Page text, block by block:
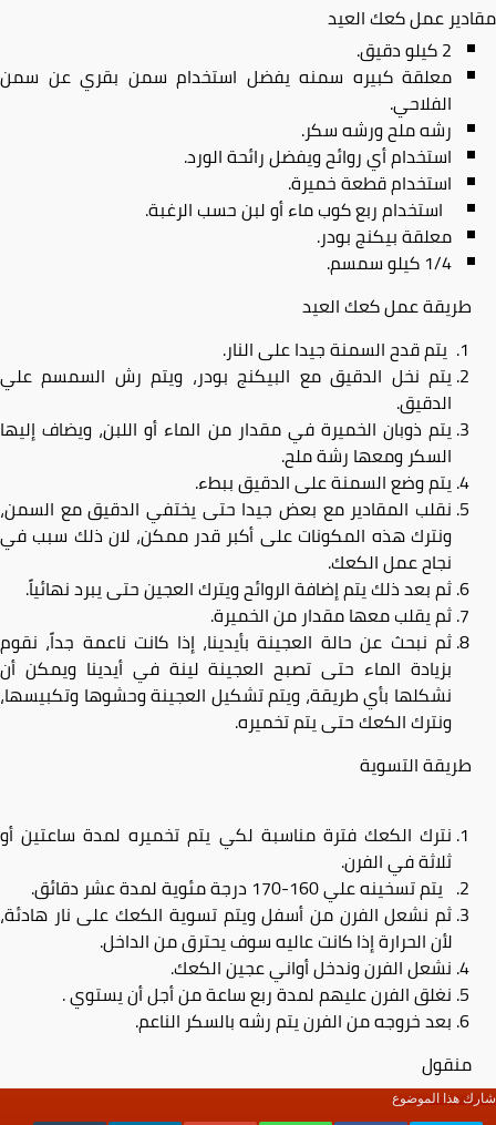
مقادير عمل كعك العيد
2 كيلو دقيق.
معلقة كبيره سمنه يفضل استخدام سمن بقري عن سمن
الفلاحي.
رشه ملح ورشه سكر.
استخدام أي روائح ويفضل رائحة الورد.
استخدام قطعة خميرة.
استخدام ربع كوب ماء أو لبن حسب الرغبة.
معلقة بيكنج بودر.
1/4 كيلو سمسم.
طريقة عمل كعك العيد
يتم قدح السمنة جيدا على النار.
يتم نخل الدقيق مع البيكنج بودر، ويتم رش السمسم علي
الدقيق.
يتم ذوبان الخميرة في مقدار من الماء أو اللبن، ويضاف إليها
السكر ومعها رشة ملح.
يتم وضع السمنة على الدقيق ببطء.
نقلب المقادير مع بعض جيدا حتى يختفي الدقيق مع السمن،
ونترك هذه المكونات على أكبر قدر ممكن، لان ذلك سبب في
نجاح عمل الكعك.
ثم بعد ذلك يتم إضافة الروائح ويترك العجين حتى يبرد نهائياً.
ثم يقلب معها مقدار من الخميرة.
ثم نبحث عن حالة العجينة بأيدينا، إذا كانت ناعمة جداً، نقوم
بزيادة الماء حتى تصبح العجينة لينة في أيدينا ويمكن أن
نشكلها بأي طريقة، ويتم تشكيل العجينة وحشوها وتكبيسها،
ونترك الكعك حتى يتم تخميره.
طريقة التسوية
نترك الكعك فترة مناسبة لكي يتم تخميره لمدة ساعتين أو
ثلاثة في الفرن.
يتم تسخينه علي 160-170 درجة مئوية لمدة عشر دقائق.
ثم نشعل الفرن من أسفل ويتم تسوية الكعك على نار هادئة،
لأن الحرارة إذا كانت عاليه سوف يحترق من الداخل.
نشعل الفرن وندخل أواني عجين الكعك.
نغلق الفرن عليهم لمدة ربع ساعة من أجل أن يستوي .
بعد خروجه من الفرن يتم رشه بالسكر الناعم.
منقول
شارك هذا الموضوع